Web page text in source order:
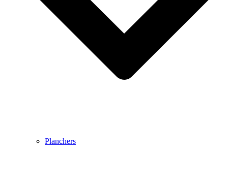
Planchers